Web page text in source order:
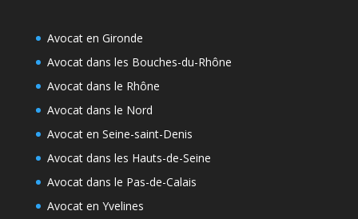
Avocat en Gironde
Avocat dans les Bouches-du-Rhône
Avocat dans le Rhône
Avocat dans le Nord
Avocat en Seine-saint-Denis
Avocat dans les Hauts-de-Seine
Avocat dans le Pas-de-Calais
Avocat en Yvelines